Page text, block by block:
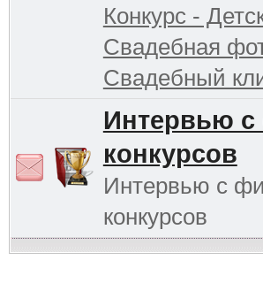
Конкурс -
Свадебная
Свадебный
Интервью
конкурсов
Интервью с
конкурсов